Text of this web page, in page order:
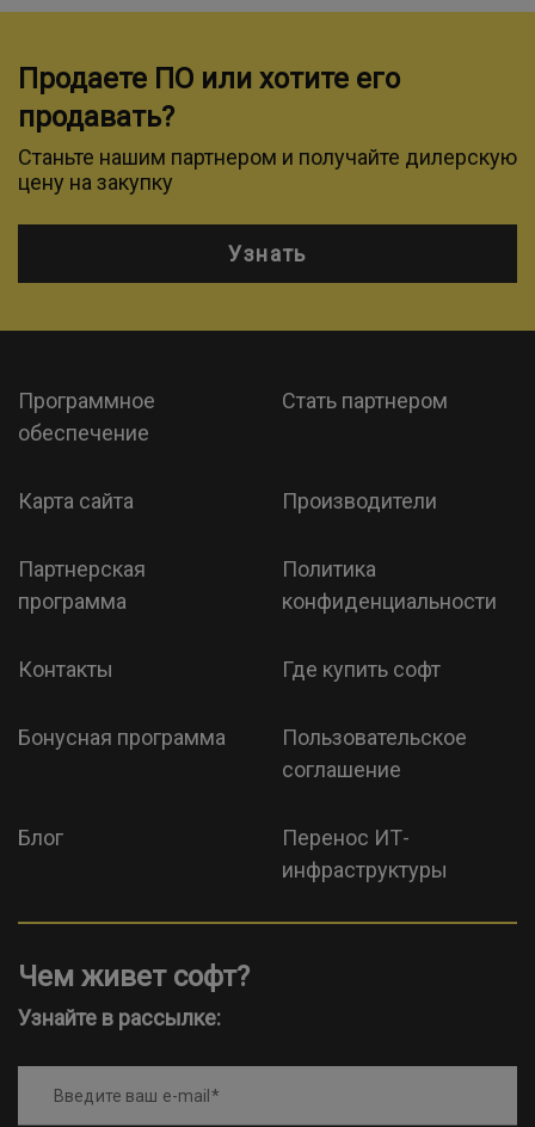
Продаете ПО или хотите его
продавать?
Станьте нашим партнером и получайте дилерскую
цену на закупку
Узнать
Программное
обеспечение
Стать партнером
Карта сайта Производители
Партнерская
программа
Политика
конфиденциальности
Контакты Где купить софт
Бонусная программа
Пользовательское
соглашение
Блог
Перенос ИТ-
инфраструктуры
Чем живет софт?
Узнайте в рассылке:
Введите ваш e-mail